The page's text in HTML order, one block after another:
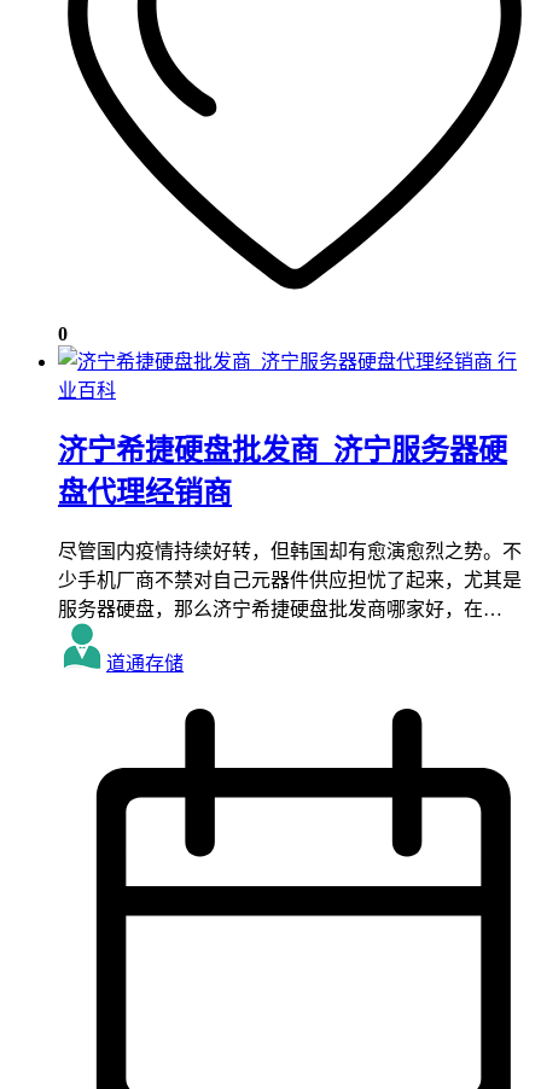
0
行
业百科
济宁希捷硬盘批发商_济宁服务器硬
盘代理经销商
尽管国内疫情持续好转，但韩国却有愈演愈烈之势。不
少手机厂商不禁对自己元器件供应担忧了起来，尤其是
服务器硬盘，那么济宁希捷硬盘批发商哪家好，在…
道通存储